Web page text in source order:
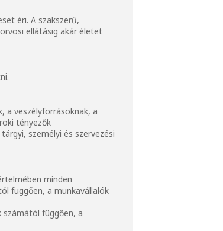
éri. A szakszerű,
ellátásig akár életet
a veszélyforrásoknak, a
tényezők
személyi és szervezési
minden
függően, a munkavállalók
számától függően, a